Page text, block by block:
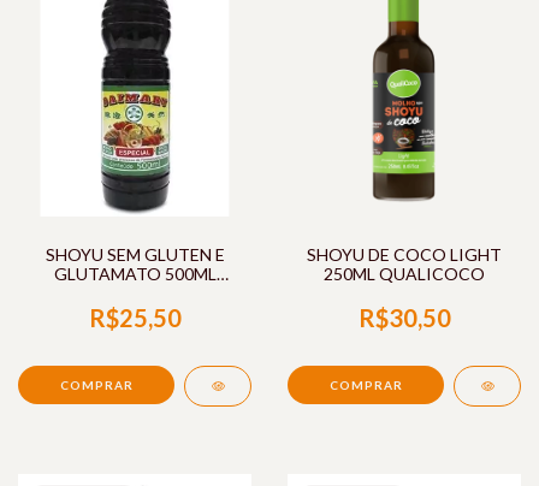
SHOYU SEM GLUTEN E
GLUTAMATO 500ML
R$25,50
SHOYU DE COCO LIGHT
250ML QUALICOCO
R$30,50